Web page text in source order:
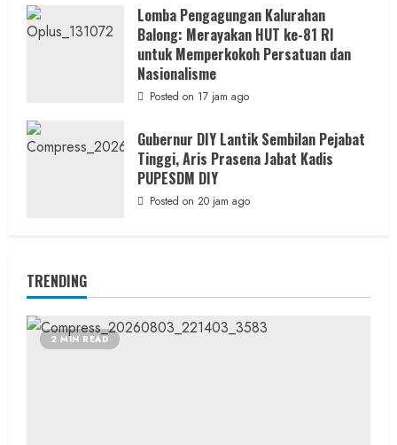
Lomba Pengagungan Kalurahan
Balong: Merayakan HUT ke-81 RI
untuk Memperkokoh Persatuan dan
Nasionalisme
Posted on 17 jam ago
Gubernur DIY Lantik Sembilan Pejabat
Tinggi, Aris Prasena Jabat Kadis
PUPESDM DIY
Posted on 20 jam ago
TRENDING
2 MIN READ